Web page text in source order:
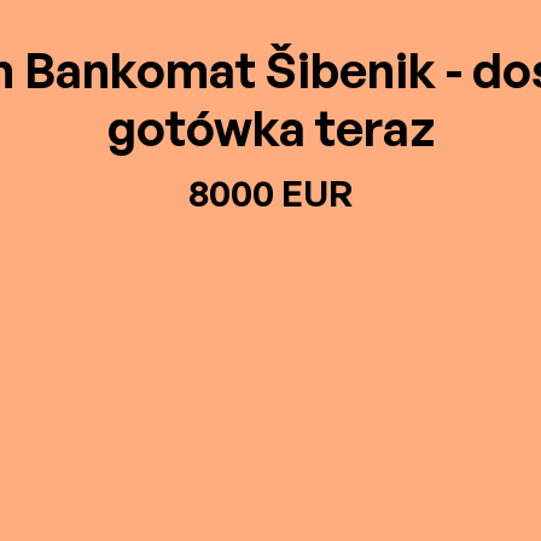
Bankomat Šibenik -
gotówka teraz
8000 EUR